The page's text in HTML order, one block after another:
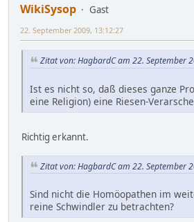
WikiSysop
Gast
22. September 2009, 13:12:27
Zitat von: HagbardC am 22. September
Ist es nicht so, daß dieses ganze
eine Religion) eine Riesen-
Richtig erkannt.
Zitat von: HagbardC am 22. September
Sind nicht die Homöopathen im
reine Schwindler zu betrachten?